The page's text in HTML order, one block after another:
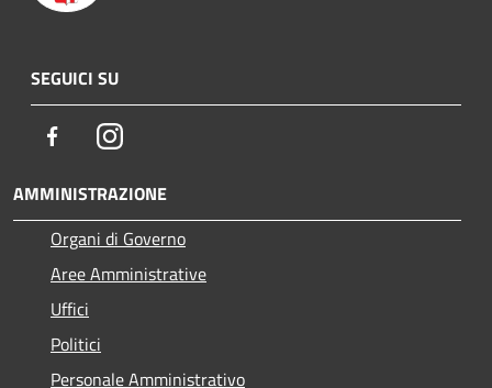
SEGUICI SU
FacebookInstagram
AMMINISTRAZIONE
Organi di Governo
Aree Amministrative
Uffici
Politici
Personale Amministrativo